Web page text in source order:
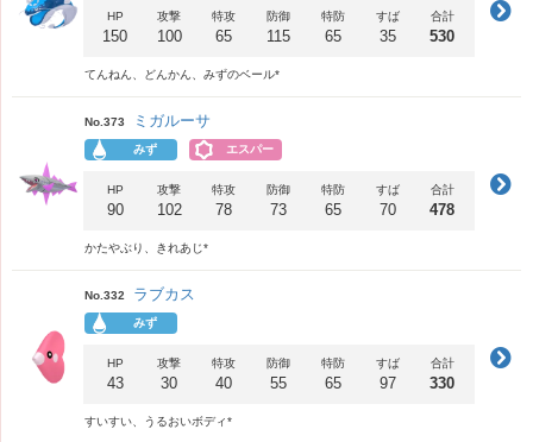
HP
150
攻撃
100
特攻
65
防御
115
特防
65
すば
35
合計
530
てんねん、どんかん、みずのベール*
No.373 ミガルーサ
みず エスパー
HP
90
攻撃
102
特攻
78
防御
73
特防
65
すば
70
合計
478
かたやぶり、きれあじ*
No.332 ラブカス
みず
HP
43
攻撃
30
特攻
40
防御
55
特防
65
すば
97
合計
330
すいすい、うるおいボディ*